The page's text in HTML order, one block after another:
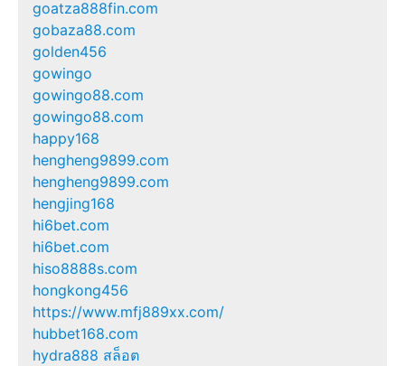
goatza888fin.com
gobaza88.com
golden456
gowingo
gowingo88.com
gowingo88.com
happy168
hengheng9899.com
hengheng9899.com
hengjing168
hi6bet.com
hi6bet.com
hiso8888s.com
hongkong456
https://www.mfj889xx.com/
hubbet168.com
hydra888 สล็อต